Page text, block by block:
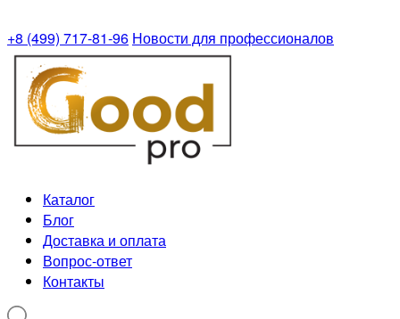
+8 (499) 717-81-96 Новости для профессионалов
Каталог
Блог
Доставка и оплата
Вопрос-ответ
Контакты